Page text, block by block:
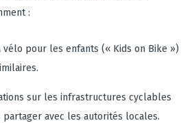
:
vélo pour les enfants (« Kids on Bike »)
sur les infrastructures cyclables
avec les autorités locales.